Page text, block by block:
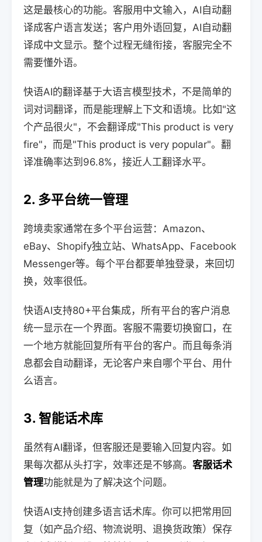
这是最核心的功能。客服用中文输入，AI自动翻
译成客户语言发送；客户用外语回复，AI自动翻
译成中文显示。整个过程无缝衔接，客服完全不
需要懂外语。
快语AI的翻译基于大语言模型技术，不是简单的
词对词翻译，而是能理解上下文和语境。比如"这
个产品很火"，不会翻译成"This product is very
fire"，而是"This product is very popular"。翻
译准确率达到96.8%，接近人工翻译水平。
2. 多平台统一管理
跨境卖家通常在多个平台运营：Amazon、
eBay、Shopify独立站、WhatsApp、Facebook
Messenger等。每个平台都要单独登录，来回切
换，效率很低。
快语AI支持80+平台集成，所有平台的客户消息
统一显示在一个界面。客服不需要切换窗口，在
一个地方就能回复所有平台的客户。而且每条消
息都会自动翻译，无论客户来自哪个平台、用什
么语言。
3. 智能话术库
虽然有AI翻译，但客服还是要输入回复内容。如
果每次都从头打字，效率还是不够高。 客服话术
管理功能就是为了解决这个问题。
快语AI支持创建多语言话术库。你可以把常用回
复（如产品介绍、物流说明、退换货政策）保存